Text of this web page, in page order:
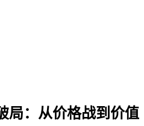
销破局：从价
局：从价格战到价值